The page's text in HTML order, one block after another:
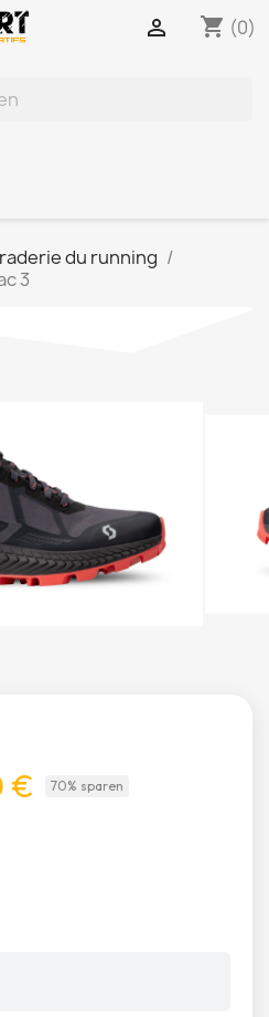
shopping_cart (0)

du running
3
€ 70% sparen